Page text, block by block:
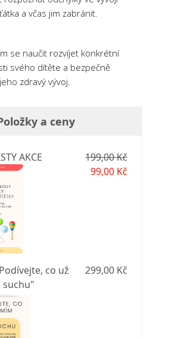
a včas jim zabránit.
se naučit rozvíjet konkrétní
svého dítěte a bezpečně
zdravý vývoj.
a ceny
AKCE
199,00 Kč
99,00 Kč
co už
suchu"
299,00 Kč